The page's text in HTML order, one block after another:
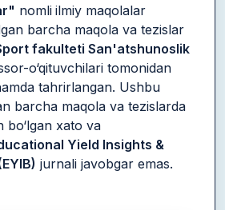
nomli ilmiy maqolalar
barcha maqola va tezislar
fakulteti San'atshunoslik
o‘qituvchilari tomonidan
tahrirlangan. Ushbu
barcha maqola va tezislarda
bo‘lgan xato va
Yield Insights &
jurnali javobgar emas.